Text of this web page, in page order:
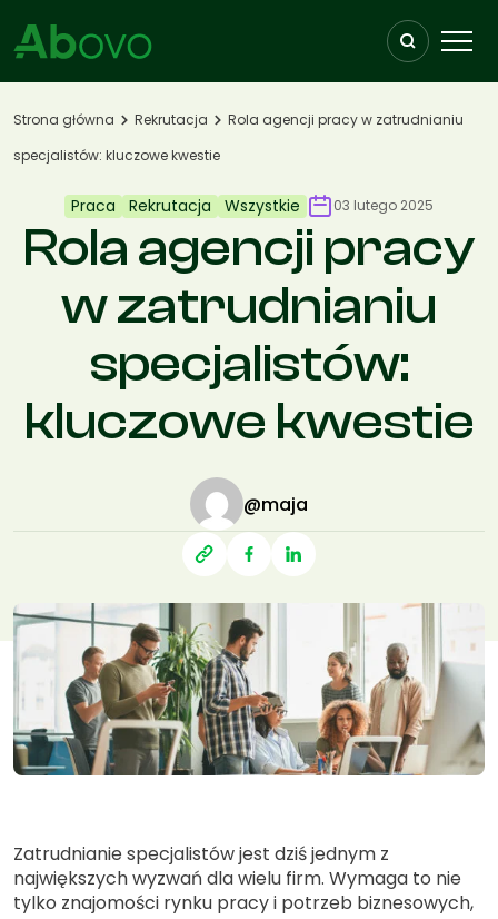
Strona główna Rekrutacja
Rola agencji pracy w zatrudnianiu
specjalistów: kluczowe kwestie
Praca Rekrutacja Wszystkie 03 lutego 2025
Rola agencji pracy
w zatrudnianiu
specjalistów:
kluczowe kwestie
@maja
Zatrudnianie specjalistów jest dziś jednym z
największych wyzwań dla wielu firm. Wymaga to nie
tylko znajomości rynku pracy i potrzeb biznesowych,